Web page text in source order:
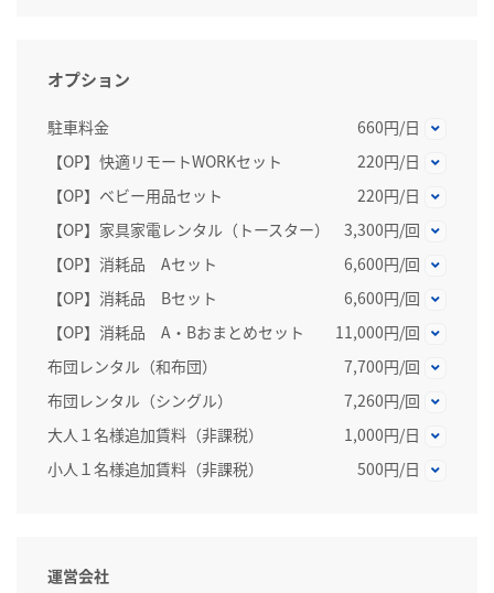
オプション
駐車料金
660円/日
【OP】快適リモートWORKセット
220円/日
【OP】ベビー用品セット
220円/日
【OP】家具家電レンタル（トースター）
3,300円/回
【OP】消耗品 Aセット
6,600円/回
【OP】消耗品 Bセット
6,600円/回
【OP】消耗品 A・Bおまとめセット
11,000円/回
布団レンタル（和布団）
7,700円/回
布団レンタル（シングル）
7,260円/回
大人１名様追加賃料（非課税）
1,000円/日
小人１名様追加賃料（非課税）
500円/日
運営会社